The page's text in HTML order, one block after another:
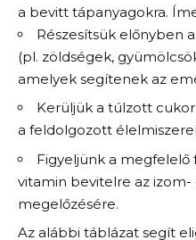
a bevitt tápanyagokra.
Részesítsük előnyben
(pl. zöldségek,
amelyek segítenek az
Kerüljük a túlzott
a feldolgozott
Figyeljünk a megfelelő
vitamin bevitelre az izom-
megelőzésére.
Az alábbi táblázat segít